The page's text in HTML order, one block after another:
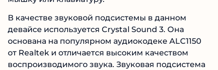
В качестве звуковой подсистемы в данном
девайсе используется Crystal Sound 3. Она
основана на популярном аудиокодеке ALC1150
от Realtek и отличается высоким качеством
воспроизводимого звука. Звуковая подсистема